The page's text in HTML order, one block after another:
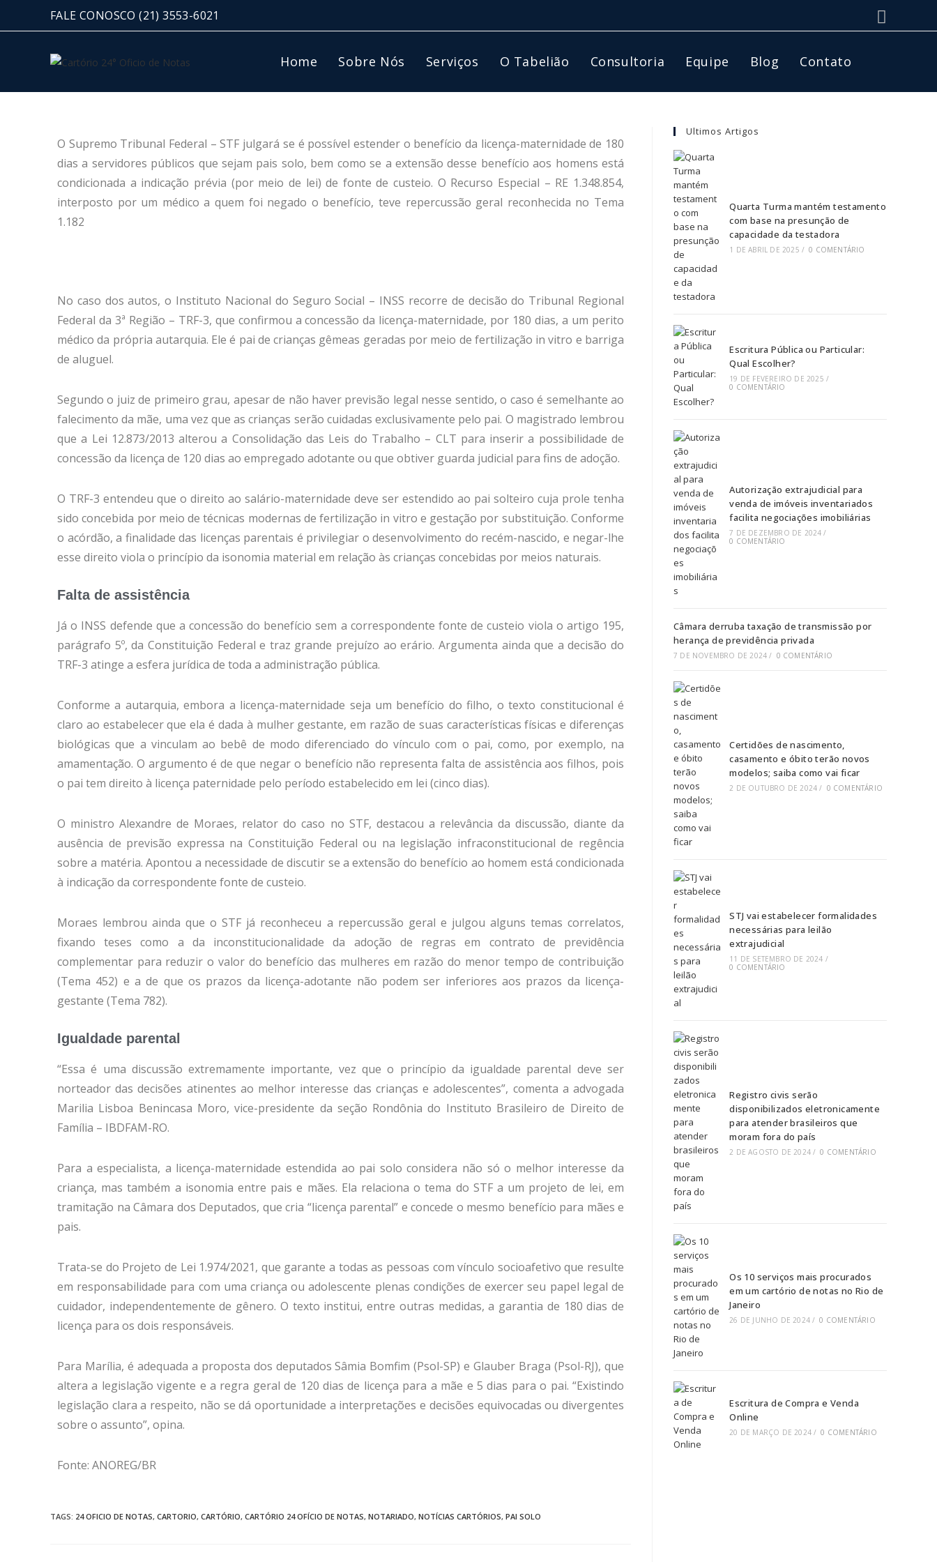
FALE CONOSCO(21) 3553-6021
Home Sobre Nós Serviços O Tabelião Consultoria Equipe Blog Contato
O Supremo Tribunal Federal – STF julgará se é possível estender o benefício da licença-maternidade de 180
dias a servidores públicos que sejam pais solo, bem como se a extensão desse benefício aos homens está
condicionada a indicação prévia (por meio de lei) de fonte de custeio. O Recurso Especial – RE 1.348.854,
interposto por um médico a quem foi negado o benefício, teve repercussão geral reconhecida no Tema
1.182
No caso dos autos, o Instituto Nacional do Seguro Social – INSS recorre de decisão do Tribunal Regional
Federal da 3ª Região – TRF-3, que confirmou a concessão da licença-maternidade, por 180 dias, a um perito
médico da própria autarquia. Ele é pai de crianças gêmeas geradas por meio de fertilização in vitro e barriga
de aluguel.
Segundo o juiz de primeiro grau, apesar de não haver previsão legal nesse sentido, o caso é semelhante ao
falecimento da mãe, uma vez que as crianças serão cuidadas exclusivamente pelo pai. O magistrado lembrou
que a Lei 12.873/2013 alterou a Consolidação das Leis do Trabalho – CLT para inserir a possibilidade de
concessão da licença de 120 dias ao empregado adotante ou que obtiver guarda judicial para fins de adoção.
O TRF-3 entendeu que o direito ao salário-maternidade deve ser estendido ao pai solteiro cuja prole tenha
sido concebida por meio de técnicas modernas de fertilização in vitro e gestação por substituição. Conforme
o acórdão, a finalidade das licenças parentais é privilegiar o desenvolvimento do recém-nascido, e negar-lhe
esse direito viola o princípio da isonomia material em relação às crianças concebidas por meios naturais.
Falta de assistência
Já o INSS defende que a concessão do benefício sem a correspondente fonte de custeio viola o artigo 195,
parágrafo 5º, da Constituição Federal e traz grande prejuízo ao erário. Argumenta ainda que a decisão do
TRF-3 atinge a esfera jurídica de toda a administração pública.
Conforme a autarquia, embora a licença-maternidade seja um benefício do filho, o texto constitucional é
claro ao estabelecer que ela é dada à mulher gestante, em razão de suas características físicas e diferenças
biológicas que a vinculam ao bebê de modo diferenciado do vínculo com o pai, como, por exemplo, na
amamentação. O argumento é de que negar o benefício não representa falta de assistência aos filhos, pois
o pai tem direito à licença paternidade pelo período estabelecido em lei (cinco dias).
O ministro Alexandre de Moraes, relator do caso no STF, destacou a relevância da discussão, diante da
ausência de previsão expressa na Constituição Federal ou na legislação infraconstitucional de regência
sobre a matéria. Apontou a necessidade de discutir se a extensão do benefício ao homem está condicionada
à indicação da correspondente fonte de custeio.
Moraes lembrou ainda que o STF já reconheceu a repercussão geral e julgou alguns temas correlatos,
fixando teses como a da inconstitucionalidade da adoção de regras em contrato de previdência
complementar para reduzir o valor do benefício das mulheres em razão do menor tempo de contribuição
(Tema 452) e a de que os prazos da licença-adotante não podem ser inferiores aos prazos da licença-
gestante (Tema 782).
Igualdade parental
“Essa é uma discussão extremamente importante, vez que o princípio da igualdade parental deve ser
norteador das decisões atinentes ao melhor interesse das crianças e adolescentes”, comenta a advogada
Marilia Lisboa Benincasa Moro, vice-presidente da seção Rondônia do Instituto Brasileiro de Direito de
Família – IBDFAM-RO.
Para a especialista, a licença-maternidade estendida ao pai solo considera não só o melhor interesse da
criança, mas também a isonomia entre pais e mães. Ela relaciona o tema do STF a um projeto de lei, em
tramitação na Câmara dos Deputados, que cria “licença parental” e concede o mesmo benefício para mães e
pais.
Trata-se do Projeto de Lei 1.974/2021, que garante a todas as pessoas com vínculo socioafetivo que resulte
em responsabilidade para com uma criança ou adolescente plenas condições de exercer seu papel legal de
cuidador, independentemente de gênero. O texto institui, entre outras medidas, a garantia de 180 dias de
licença para os dois responsáveis.
Para Marília, é adequada a proposta dos deputados Sâmia Bomfim (Psol-SP) e Glauber Braga (Psol-RJ), que
altera a legislação vigente e a regra geral de 120 dias de licença para a mãe e 5 dias para o pai. “Existindo
legislação clara a respeito, não se dá oportunidade a interpretações e decisões equivocadas ou divergentes
sobre o assunto”, opina.
Fonte: ANOREG/BR
TAGS: 24 OFICIO DE NOTAS, CARTORIO, CARTÓRIO, CARTÓRIO 24 OFÍCIO DE NOTAS, NOTARIADO, NOTÍCIAS CARTÓRIOS, PAI SOLO
Ultimos Artigos
Quarta Turma mantém testamento
com base na presunção de
capacidade da testadora
1 DE ABRIL DE 2025 / 0 COMENTÁRIO
Escritura Pública ou Particular:
Qual Escolher?
19 DE FEVEREIRO DE 2025 /
0 COMENTÁRIO
Autorização extrajudicial para
venda de imóveis inventariados
facilita negociações imobiliárias
7 DE DEZEMBRO DE 2024 /
0 COMENTÁRIO
Câmara derruba taxação de transmissão por
herança de previdência privada
7 DE NOVEMBRO DE 2024 / 0 COMENTÁRIO
Certidões de nascimento,
casamento e óbito terão novos
modelos; saiba como vai ficar
2 DE OUTUBRO DE 2024 / 0 COMENTÁRIO
STJ vai estabelecer formalidades
necessárias para leilão
extrajudicial
11 DE SETEMBRO DE 2024 /
0 COMENTÁRIO
Registro civis serão
disponibilizados eletronicamente
para atender brasileiros que
moram fora do país
2 DE AGOSTO DE 2024 / 0 COMENTÁRIO
Os 10 serviços mais procurados
em um cartório de notas no Rio de
Janeiro
26 DE JUNHO DE 2024 / 0 COMENTÁRIO
Escritura de Compra e Venda
Online
20 DE MARÇO DE 2024 / 0 COMENTÁRIO